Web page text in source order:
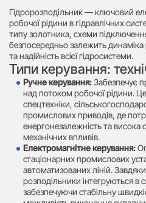
Гідророзподільник — ключовий
робочої рідини в гідравлічних
типу золотника, схеми
безпосередньо залежить
та надійність всієї гідросистеми.
Типи керування:
Ручне керування: Забезпечує
над потоком робочої рідини.
спецтехніки,
промислових приводів, де
енергонезалежність та висока
механічних впливів.
Електромагнітне керування:
стаціонарних промислових
автоматизованих ліній.
розподільники інтегруються в
забезпечуючи стабільну